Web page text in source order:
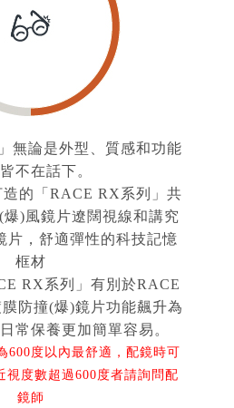
無論是外型、質感和功能
不在話下。
造的「RACE RX系列」共
)風鏡片遼闊視線和講究
片，舒適彈性的科技記憶
框材
RX系列」有別於RACE
防撞(爆)鏡片功能飆升為
常保養更加簡單容易。
600度以內最舒適，配鏡時可
視度數超過600度者請詢問配
鏡師